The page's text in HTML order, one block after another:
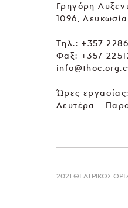
Γρηγόρη
1096,
Tηλ.: +357
Φαξ: +357
Ώρες εργασίας:
Δευτέρα -
2021 ΘΕΑΤΡΙΚΟΣ